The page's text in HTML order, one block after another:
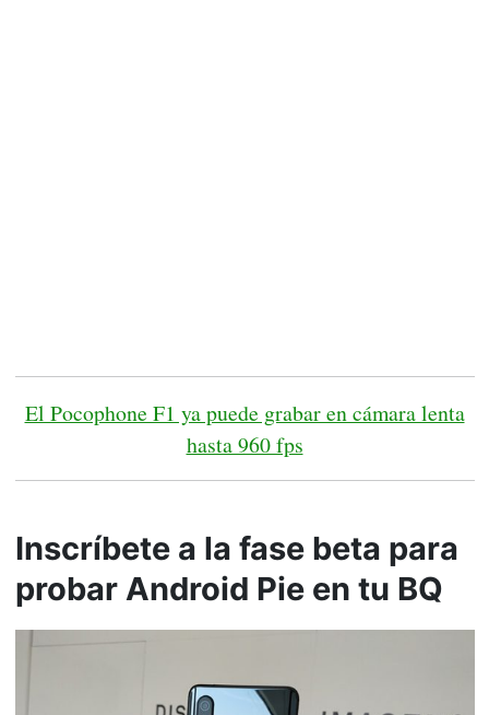
El Pocophone F1 ya puede grabar en cámara lenta
hasta 960 fps
Inscríbete a la fase beta para
probar Android Pie en tu BQ